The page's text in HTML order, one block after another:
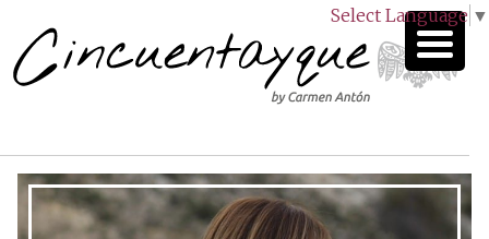
Select Language ▼